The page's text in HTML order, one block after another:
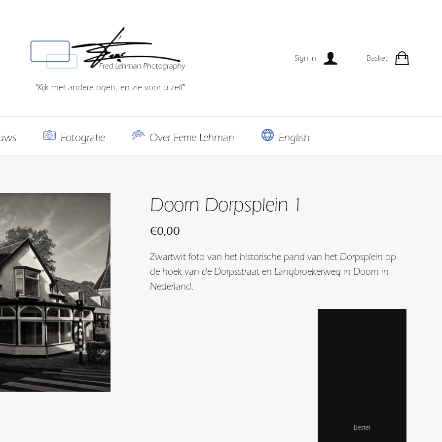
"Kijk met andere ogen, en zie voor u zelf"
Sign in Basket
Fotografie Over Ferrie Lehman English
Doorn Dorpsplein 1
€0,00
Zwartwit foto van het historische pand van het Dorpsplein op
de hoek van de Dorpsstraat en Langbroekerweg in Doorn in
Nederland.
Bestel